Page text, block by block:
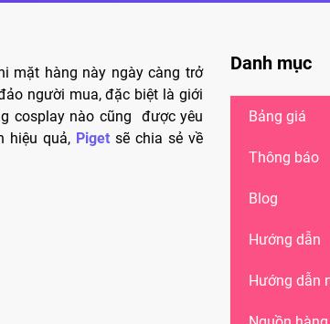
mặt hàng này ngày càng trở
người mua, đặc biệt là giới
cosplay nào cũng được yêu
hiệu quả, Piget sẽ chia sẻ về
Danh mục
Bảng giá
Thông báo
Blog
Hướng dẫn
Hướng dẫn